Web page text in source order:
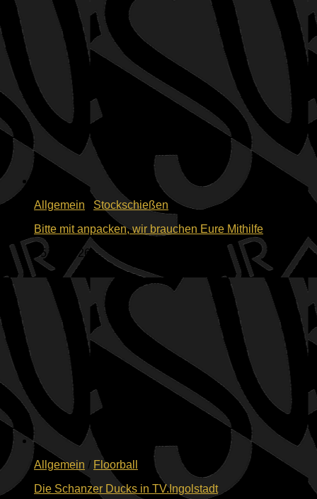
Allgemein
Stockschießen
Bitte mit anpacken, wir brauchen Eure Mithilfe
05.06.2026
Allgemein / Floorball
Die Schanzer Ducks in TV.Ingolstadt